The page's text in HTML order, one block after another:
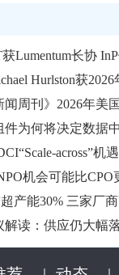
Lumentum长协
Hurlston获
闻周刊》2026年美
件为何将决定数据
across”机
机会可能比CPO
产能30% 三家厂
解读：供应仍大幅